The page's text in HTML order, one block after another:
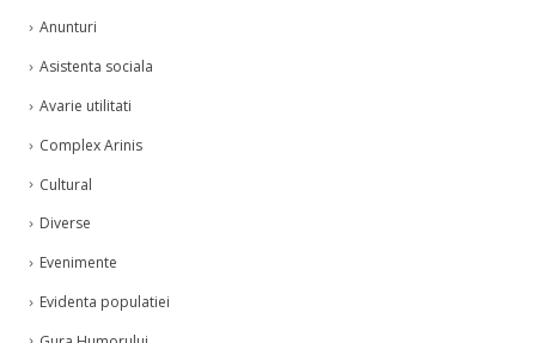
Asistenta sociala
Avarie utilitati